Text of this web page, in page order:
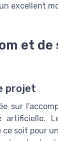
excellent
et de
projet
sur
artificielle.
soit pour